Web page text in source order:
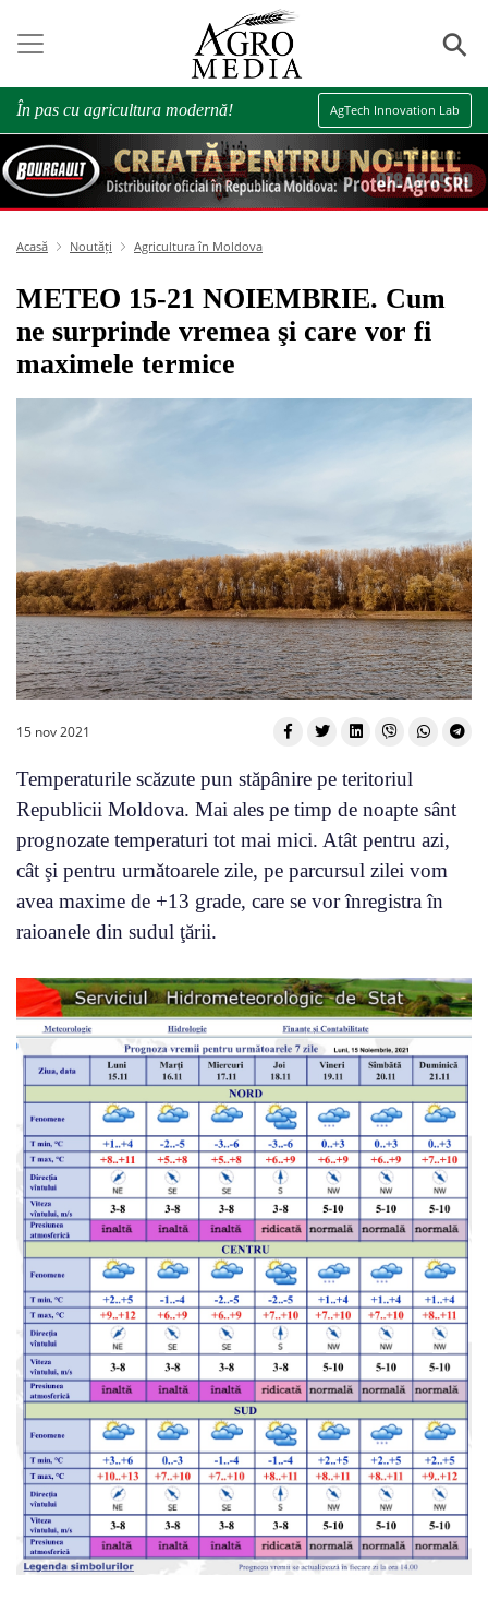
⚲
În pas cu agricultura modernă! AgTech Innovation Lab
Acasă Noutăți Agricultura în Moldova
METEO 15-21 NOIEMBRIE. Cum
ne surprinde vremea şi care vor fi
maximele termice
15 nov 2021
Temperaturile scăzute pun stăpânire pe teritoriul
Republicii Moldova. Mai ales pe timp de noapte sânt
prognozate temperaturi tot mai mici. Atât pentru azi,
cât şi pentru următoarele zile, pe parcursul zilei vom
avea maxime de +13 grade, care se vor înregistra în
raioanele din sudul ţării.